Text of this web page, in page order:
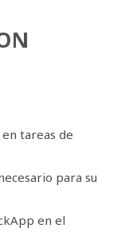
tareas de
para su
en el